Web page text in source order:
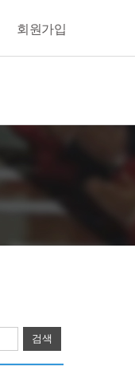
회원가입
검색